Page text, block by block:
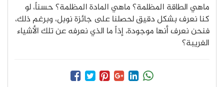
ماهي الطاقة المظلمة؟ ماهي المادة المظلمة؟ حسناً، لو
كنا نعرف بشكل دقيق لحصلنا على جائزة نوبل، وبرغم ذلك،
فنحن نعرف أنها موجودة، إذاً ما الذي نعرفه عن تلك الأشياء
الغريبة؟